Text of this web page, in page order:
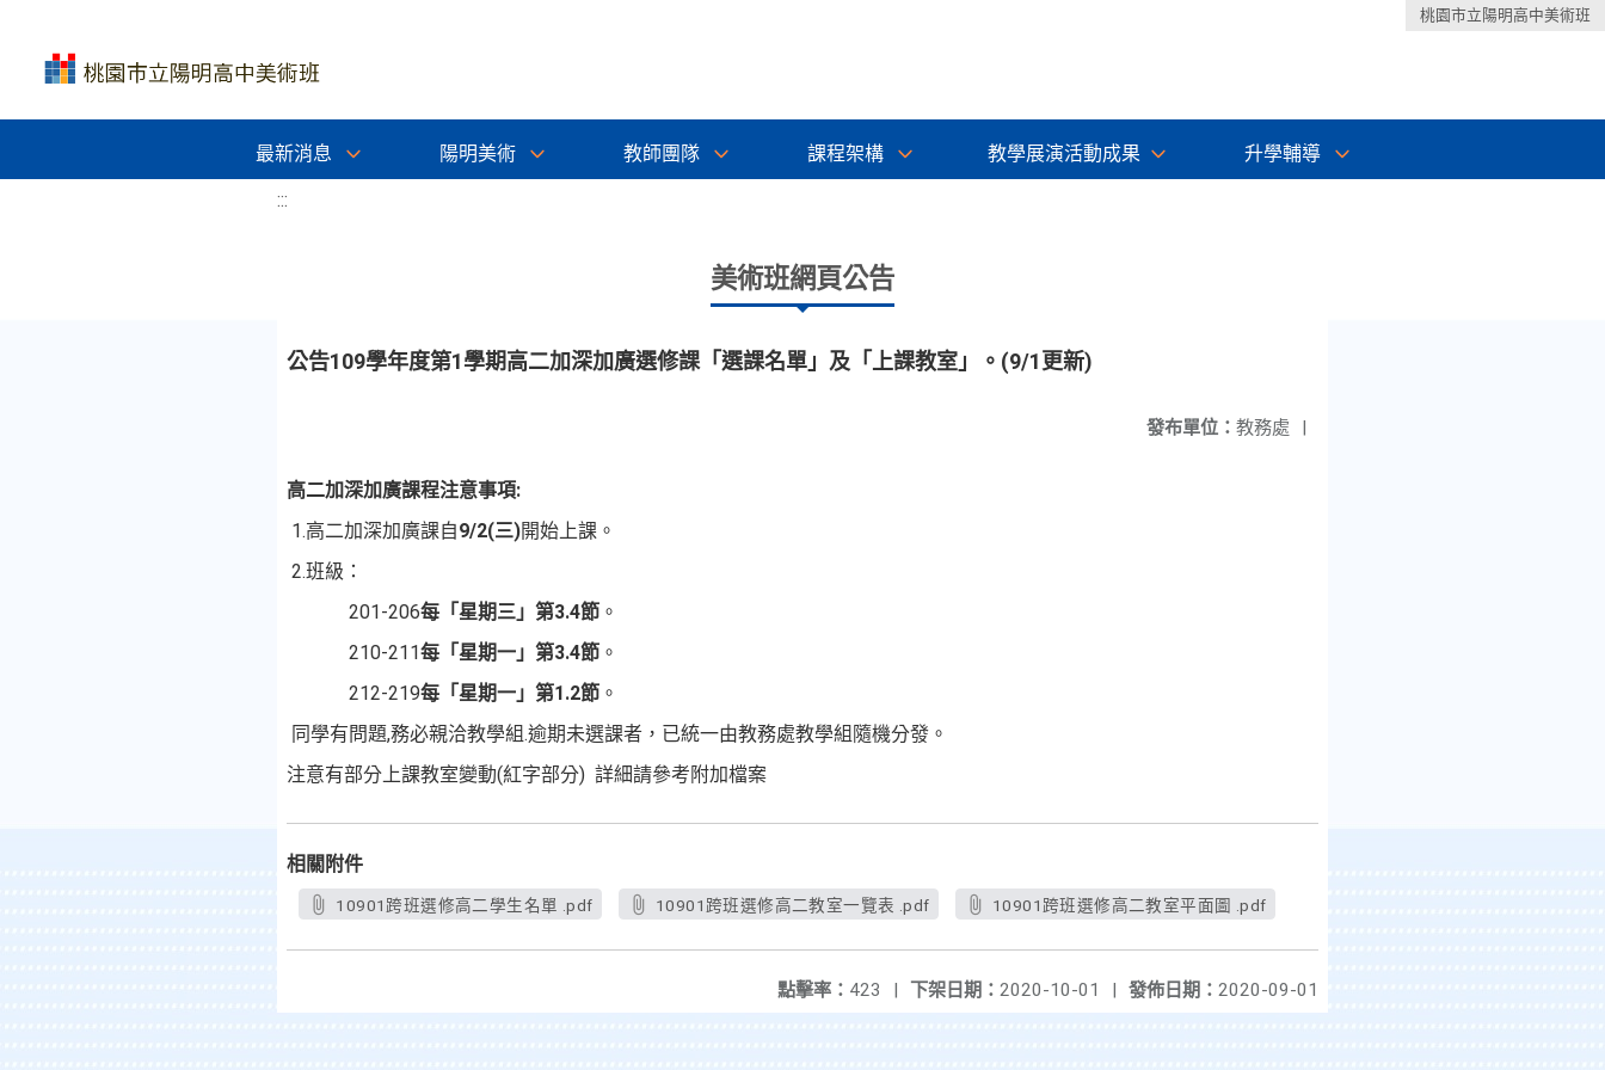
桃園市立陽明高中美術班
最新消息 陽明美術 教師團隊 課程架構 教學展演活動成果 升學輔導
:::
美術班網頁公告
公告109學年度第1學期高二加深加廣選修課「選課名單」及「上課教室」。(9/1更新)
發布單位： 教務處 |
高二加深加廣課程注意事項:
1.高二加深加廣課自9/2(三)開始上課。
2.班級：
201-206每 「星期三」 第3.4節 。
210-211每 「星期一」 第3.4節 。
212-219每 「星期一」 第1.2節 。
同學有問題,務必親洽教學組.逾期未選課者，已統一由教務處教學組隨機分發。
注意有部分上課教室變動(紅字部分) 詳細請參考附加檔案
相關附件
10901跨班選修高二學生名單 .pdf 10901跨班選修高二教室一覽表 .pdf 10901跨班選修高二教室平面圖 .pdf
發佈日期： 2020-09-01
下架日期： 2020-10-01 |
點擊率： 423 |